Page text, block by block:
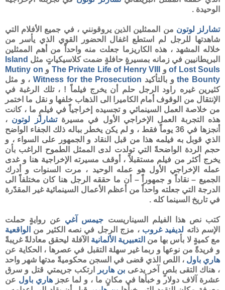
الوحيدة .
تشارلز لوتون من الممثلين الذين يروقونني ، في جميع الأفلام التي
شاهدتها للرجل لم استطع اغفال الحضور القوي الذي يأسر من
خلاله المشهد ، هذه الكاريزما جعلت منه واحداً من أهم الممثلين
البريطانيين في زمانه بمسيرةٍ حافلةٍ ضمت كلاسيكياتٍ مثل Island
of Lost Souls و The Private Life of Henry VIII و Mutiny on
the Bountyو بالتأكيد Witness for the Prosecution ، و مثل
كثيرين غيره راود الرجل حلم أن يخرج فيلماً ! ، تلك الرغبة في
الإنتقال من الوقوف أمام الكاميرا الى الذهاب خلفها و نقل ما اختمر
من خلاصة العمل السينمائي و تجسيده إخراجياً في فيلمٍ ما ، كانت
هذه التجربة العمل الإخراجي الأول في مسيرةتشارلز لوتون ،
أنجزها في 36 يوماً فقط ، و لم يكن يخطر بباله ذلك الجفاء الواضح
الذي قوبل به فيلمه هذا من قبل النقاد و الجمهور على السواء ، و
حجم الردة الواضحةً التي تولدت لدى الممثل الطموح الراغب بأن
يخرج أكثر من فيلم مستقبلاً ، أوقف مسيرته الإخراجية هنا و غدى
عمله الإخراجي الأول هو عمله الوحيد ، مرت السنوات و أدرك
الجميع – نقاداً و جمهوراً – أن ما حققه الرجل هنا كان مختلفاً الى
الدرجة التي جعلته واحداً من أعظم الأعمال السينمائية غير المقدّرة
في تاريخ السينما كله .
كتب نص هذا الفيلم السيناريست جيمس آغي عن روايةٍ حملت
الإسم ذاته لديفيد غروب ، مزج الرجل في نصه الكثير من
الواقعية
مع كميةٍ لا بأس بها من التعبيرية الألمانية الآفلة ليحقق معادلةً غريبةً
و فريدةً من نوعها و ربما غير سهلة التقبل في عصرها ، الحكاية عن
هاري باول ، اللص الذي قضى في السجن محكوميةً مدتها شهر واحد
، هناك التقى بلصٍ آخر يدعى بن هاربر
ارتكب جريمتي قتل و سرق
عشرة آلاف دولار و خبأها في مكانٍ ما ، و لما عجزهاري باول عن